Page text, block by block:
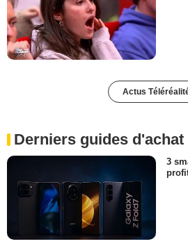
Actus
Derniers guides d'achat
3